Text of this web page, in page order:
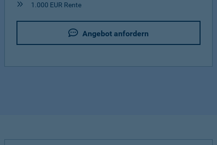
1.000 EUR Rente
Angebot anfordern